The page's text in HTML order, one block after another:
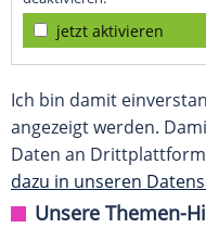
jetzt aktivieren
Ich bin damit
angezeigt werden.
Daten an
dazu in unseren
Unsere Themen-